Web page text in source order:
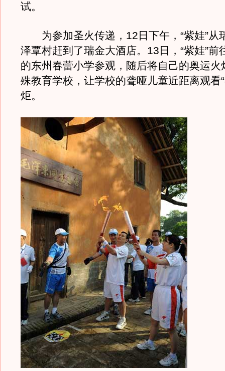
试。
为参加圣火传递，12日下午，“紫娃”从
泽覃村赶到了瑞金大酒店。13日，“紫娃”前
的东州春蕾小学参观，随后将自己的奥运火
殊教育学校，让学校的聋哑儿童近距离观看
炬。